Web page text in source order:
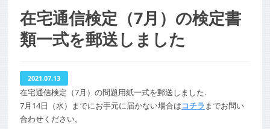
在宅通信検定（7月）の検定書
類一式を郵送しました
2021.07.13
在宅通信検定（7月）の問題用紙一式を郵送しました.
7月14日（水）までにお手元に届かない場合はコチラまでお問い
合わせください。